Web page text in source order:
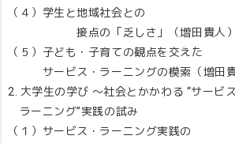
（４）学生と地域社会との
接点の「乏しさ」（増田貴人）
（５）子ども・子育ての観点を交えた
サービス・ラーニングの模索（増田貴
2. 大学生の学び ～社会とかかわる “サービス
ラーニング”実践の試み
（１）サービス・ラーニング実践の